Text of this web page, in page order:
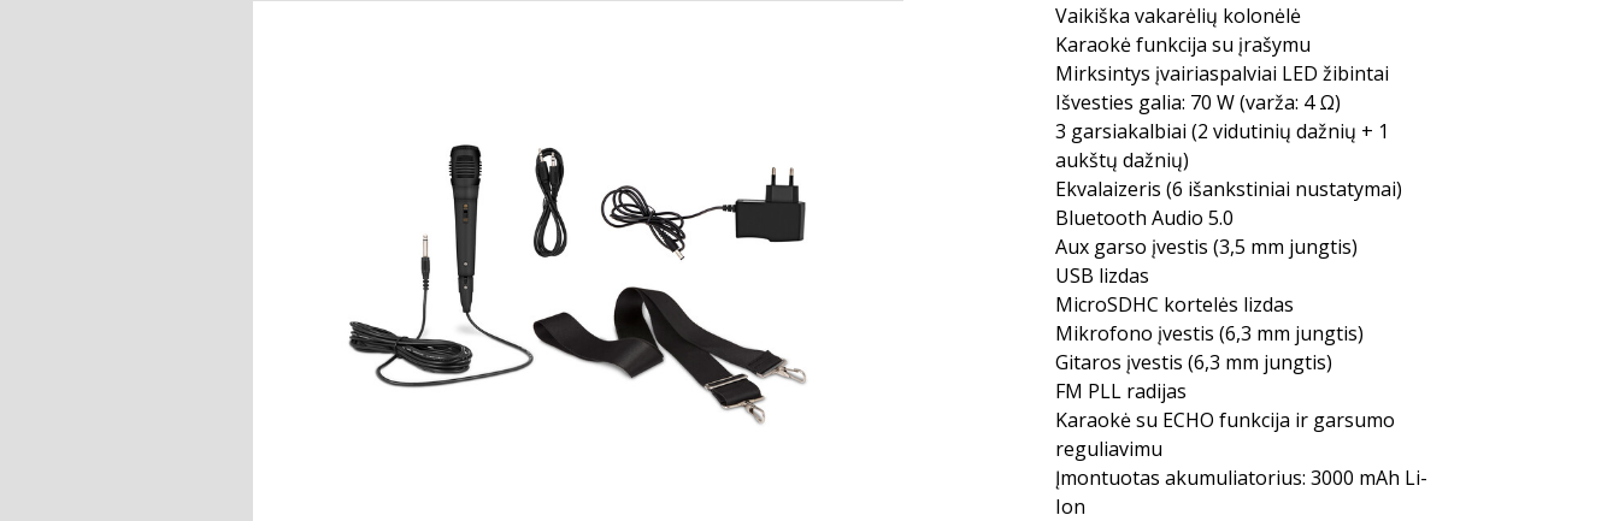
Vaikiška vakarėlių kolonėlė
Karaokė funkcija su įrašymu
Mirksintys įvairiaspalviai LED žibintai
Išvesties galia: 70 W (varža: 4 Ω)
3 garsiakalbiai (2 vidutinių dažnių + 1
aukštų dažnių)
Ekvalaizeris (6 išankstiniai nustatymai)
Bluetooth Audio 5.0
Aux garso įvestis (3,5 mm jungtis)
USB lizdas
MicroSDHC kortelės lizdas
Mikrofono įvestis (6,3 mm jungtis)
Gitaros įvestis (6,3 mm jungtis)
FM PLL radijas
Karaokė su ECHO funkcija ir garsumo
reguliavimu
Įmontuotas akumuliatorius: 3000 mAh Li-
Ion